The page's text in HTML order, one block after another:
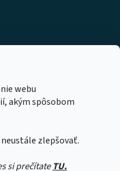
webu
akým spôsobom
neustále zlepšovať.
si prečítateTU.